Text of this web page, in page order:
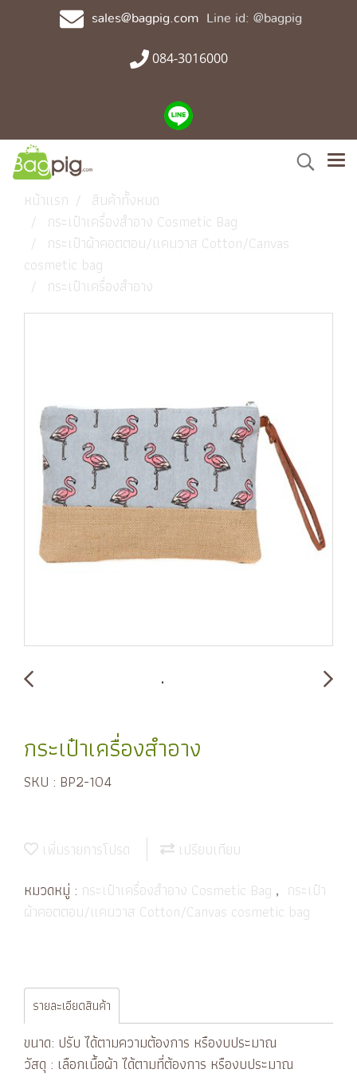
sales@bagpig.com Line id: @bagpig
084-3016000
หน้าแรก
สินค้าทั้งหมด
กระเป๋าเครื่องสำอาง Cosmetic Bag
กระเป๋าผ้าคอตตอน/แคนวาส Cotton/Canvas
cosmetic bag
กระเป๋าเครื่องสำอาง
กระเป๋าเครื่องสำอาง
SKU : BP2-104
เพิ่มรายการโปรด
เปรียบเทียบ
หมวดหมู่ : กระเป๋าเครื่องสำอาง Cosmetic Bag , กระเป๋า
ผ้าคอตตอน/แคนวาส Cotton/Canvas cosmetic bag
รายละเอียดสินค้า
ขนาด: ปรับ ได้ตามความต้องการ หรืองบประมาณ
วัสดุ : เลือกเนื้อผ้า ได้ตามที่ต้องการ หรืองบประมาณ